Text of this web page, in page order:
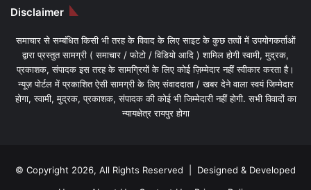
Disclaimer
समाचार से सम्बंधित किसी भी तरह के विवाद के लिए साइट के कुछ तत्वों में उपयोगकर्ताओं
द्वारा प्रस्तुत सामग्री ( समाचार / फोटो / विडियो आदि ) शामिल होगी स्वामी, मुद्रक,
प्रकाशक, संपादक इस तरह के सामग्रियों के लिए कोई ज़िम्मेदार नहीं स्वीकार करता है।
न्यूज़ पोर्टल में प्रकाशित ऐसी सामग्री के लिए संवाददाता / खबर देने वाला स्वयं जिम्मेदार
होगा, स्वामी, मुद्रक, प्रकाशक, संपादक की कोई भी जिम्मेदारी नहीं होगी. सभी विवादों का
न्यायक्षेत्र रायपुर होगा
© Copyright 2026, All Rights Reserved | Designed & Developed